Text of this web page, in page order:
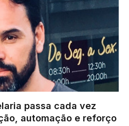
passa cada vez
automação e reforço